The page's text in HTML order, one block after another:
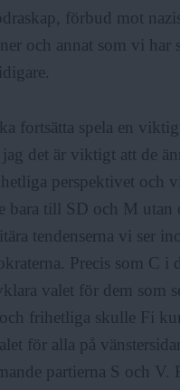
förbud mot
och annat som vi har
fortsätta spela en
det är viktigt att de
perspektivet och
bara till SD och M utan
tendenserna vi ser
Precis som C i
valet för dem som
frihetliga skulle Fi
för alla på
partierna S och V.